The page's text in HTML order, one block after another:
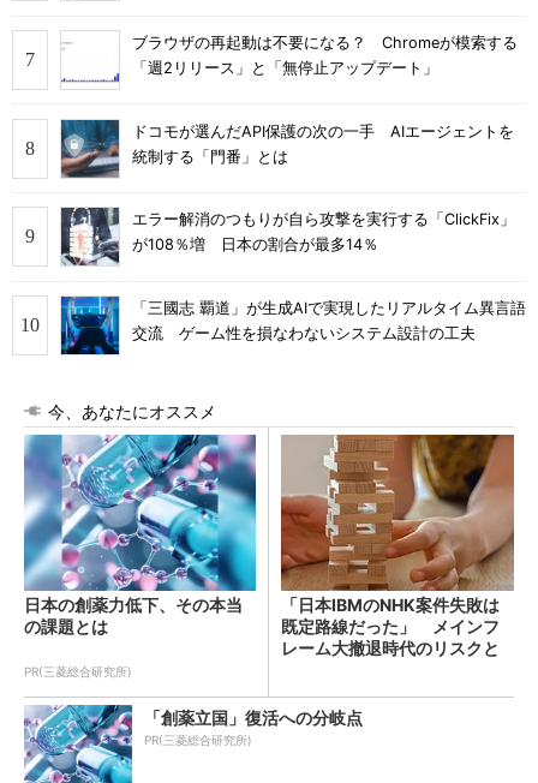
ブラウザの再起動は不要になる？ Chromeが模索する
「週2リリース」と「無停止アップデート」
ドコモが選んだAPI保護の次の一手 AIエージェントを
統制する「門番」とは
エラー解消のつもりが自ら攻撃を実行する「ClickFix」
が108％増 日本の割合が最多14％
「三國志 覇道」が生成AIで実現したリアルタイム異言語
交流 ゲーム性を損なわないシステム設計の工夫
今、あなたにオススメ
日本の創薬力低下、その本当
の課題とは
PR(三菱総合研究所)
「日本IBMのNHK案件失敗は
既定路線だった」 メインフ
レーム大撤退時代のリスクと
「創薬立国」復活への分岐点
PR(三菱総合研究所)